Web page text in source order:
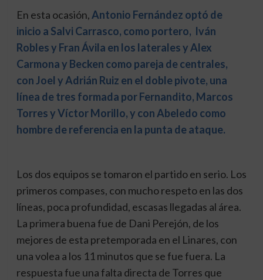
En esta ocasión,Antonio Fernández optó de
inicio a Salvi Carrasco, como portero, Iván
Robles y Fran Ávila en los laterales y Alex
Carmona y Becken como pareja de centrales,
con Joel y Adrián Ruiz en el doble pivote, una
línea de tres formada por Fernandito, Marcos
Torres y Víctor Morillo, y con Abeledo como
hombre de referencia en la punta de ataque.
Los dos equipos se tomaron el partido en serio. Los
primeros compases, con mucho respeto en las dos
líneas, poca profundidad, escasas llegadas al área.
La primera buena fue de Dani Perejón, de los
mejores de esta pretemporada en el Linares, con
una volea a los 11 minutos que se fue fuera. La
respuesta fue una falta directa de Torres que